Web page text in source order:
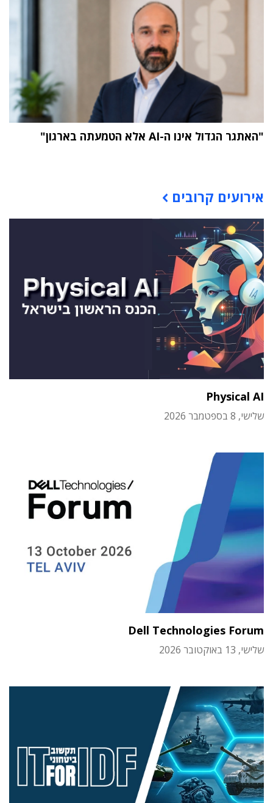
"האתגר הגדול אינו ה-AI אלא הטמעתה בארגון"
אירועים קרובים
Physical AI
שלישי, 8 בספטמבר 2026
Dell Technologies Forum
שלישי, 13 באוקטובר 2026